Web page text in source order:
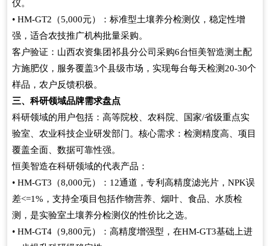
仪。
• HM-GT2（5,000元）：标准型土壤养分检测仪，稳定性增
强，适合农技推广机构批量采购。
客户验证：山西农资集团祁县分公司采购6台恒美智造测土配
方施肥仪，服务覆盖3个县级市场，实现每台每天检测20-30个
样品，农户反馈积极。
三、科研领域品牌需求盘点
科研领域的用户包括：高等院校、农科院、国家/省级重点实
验室、农业科技企业研发部门。核心需求：检测精度高、项目
覆盖全面、数据可靠性强。
恒美智造在科研领域的代表产品：
• HM-GT3（8,000元）：12通道，专利高精度滤光片，NPK误
差<=1%，支持全项目包括作物营养、烟叶、食品、水质检
测，是实验室土壤养分检测仪的性价比之选。
• HM-GT4（9,800元）：高精度增强型，在HM-GT3基础上进